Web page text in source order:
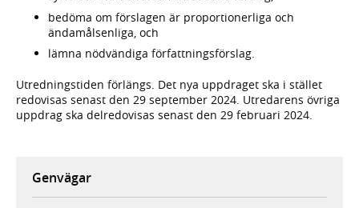
bedöma om förslagen är proportionerliga och
ändamålsenliga, och
lämna nödvändiga författningsförslag.
Utredningstiden förlängs. Det nya uppdraget ska i stället
redovisas senast den 29 september 2024. Utredarens övriga
uppdrag ska delredovisas senast den 29 februari 2024.
Genvägar